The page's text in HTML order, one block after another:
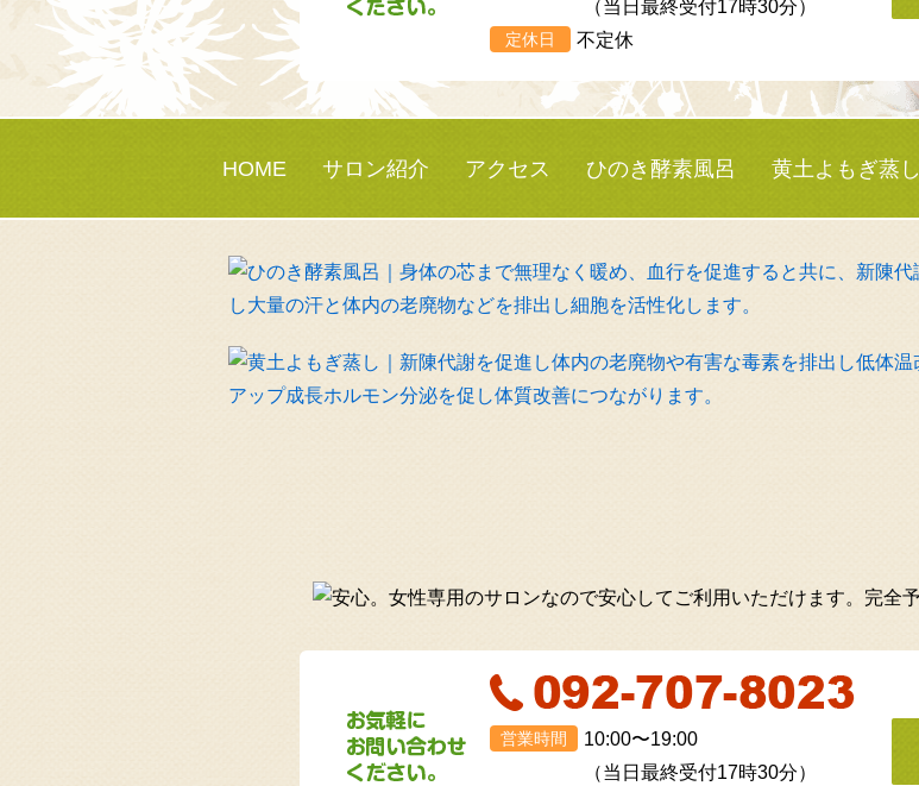
（当日最終受付17時30分）
定休日 不定休
HOME サロン紹介 アクセス ひのき酵素風呂 黄土よもぎ蒸し
営業時間
10:00〜19:00
（当日最終受付17時30分）